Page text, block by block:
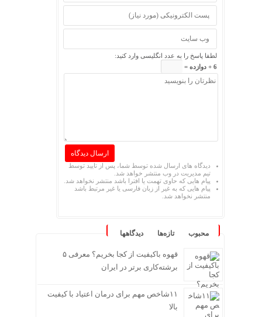
لطفا پاسخ را به عدد انگلیسی وارد کنید:
6 + دوازده =
دیدگاه های ارسال شده توسط شما، پس از تایید توسط
تیم مدیریت در وب منتشر خواهد شد.
پیام هایی که حاوی تهمت یا افترا باشد منتشر نخواهد شد.
پیام هایی که به غیر از زبان فارسی یا غیر مرتبط باشد
منتشر نخواهد شد.
محبوب تازه‌ها دیدگاهها
قهوه باکیفیت از کجا بخریم؟ معرفی ۵
برشته‌کاری برتر در ایران
۱۱شاخص مهم برای درمان اعتیاد با کیفیت
بالا